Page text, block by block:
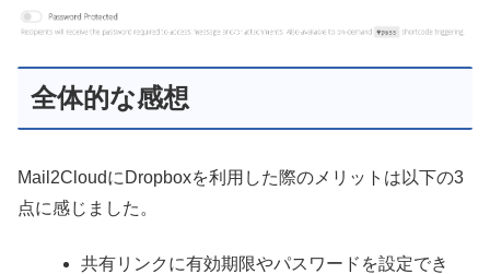
全体的な感想
Mail2CloudにDropboxを利用した際のメリットは以下の3
点に感じました。
共有リンクに有効期限やパスワードを設定でき